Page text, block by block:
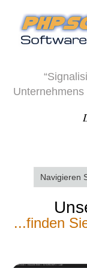
...finden